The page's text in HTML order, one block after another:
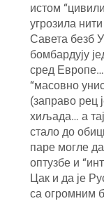
истом
угрозила
Савета безб
бомбардују
сред Европе…
“масовно
(заправо рец
хиљада… а
стало до
паре могле
оптузбе и
Цак и да је
са огромним